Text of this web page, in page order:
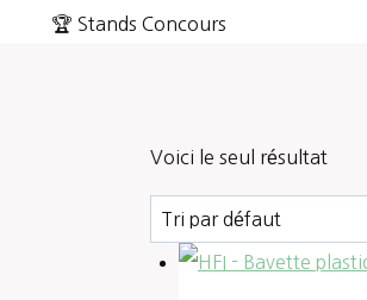
🏆 Stands Concours
Voici le seul résultat